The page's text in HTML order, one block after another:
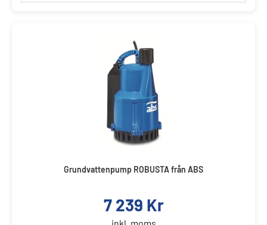
Grundvattenpump ROBUSTA från ABS
7 239 Kr